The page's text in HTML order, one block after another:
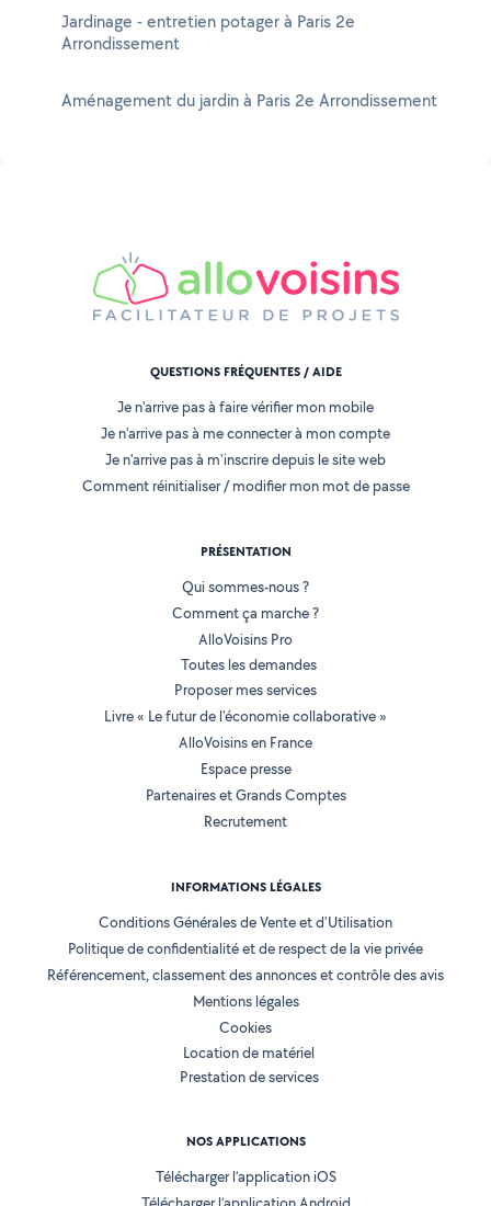
Jardinage - entretien potager à Paris 2e
Arrondissement
Aménagement du jardin à Paris 2e Arrondissement
QUESTIONS FRÉQUENTES / AIDE
Je n'arrive pas à faire vérifier mon mobile
Je n'arrive pas à me connecter à mon compte
Je n'arrive pas à m'inscrire depuis le site web
Comment réinitialiser / modifier mon mot de passe
PRÉSENTATION
Qui sommes-nous ?
Comment ça marche ?
AlloVoisins Pro
Toutes les demandes
Proposer mes services
Livre « Le futur de l'économie collaborative »
AlloVoisins en France
Espace presse
Partenaires et Grands Comptes
Recrutement
INFORMATIONS LÉGALES
Conditions Générales de Vente et d'Utilisation
Politique de confidentialité et de respect de la vie privée
Référencement, classement des annonces et contrôle des avis
Mentions légales
Cookies
Location de matériel
Prestation de services
NOS APPLICATIONS
Télécharger l’application iOS